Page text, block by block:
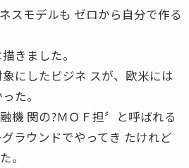
スモデルも ゼロから自分で作る
きました。
にしたビジネ スが、欧米には
た。
機 関の?ＭＯＦ担〞と呼ばれる
ラウンドでやってき たけれど
。